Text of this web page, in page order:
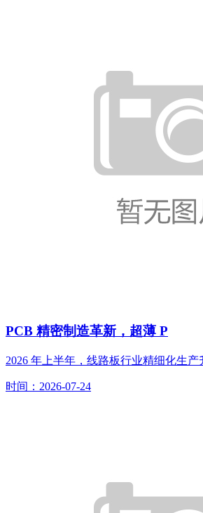
PCB 精密制造革新，超薄 P
2026 年上半年，线路板行业精细化生产
时间：2026-07-24